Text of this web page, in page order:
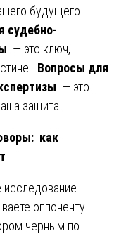
будущего
судебно-
— это ключ,
Вопросы для
— это
защита.
как
исследование —
оппоненту
черным по